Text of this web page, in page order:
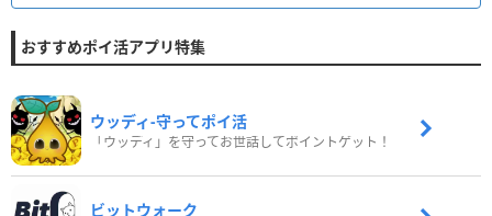
おすすめポイ活アプリ特集
ウッディ‐守ってポイ活
「ウッディ」を守ってお世話してポイントゲット！
ビットウォーク